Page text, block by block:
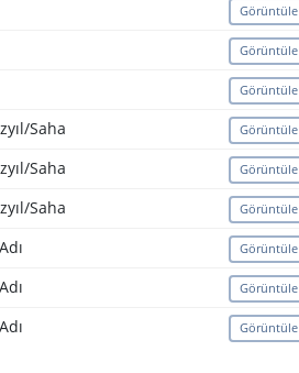
Görüntüle
Görüntüle
Görüntüle
Saha Görüntüle
Saha Görüntüle
Saha Görüntüle
Görüntüle
Görüntüle
Görüntüle